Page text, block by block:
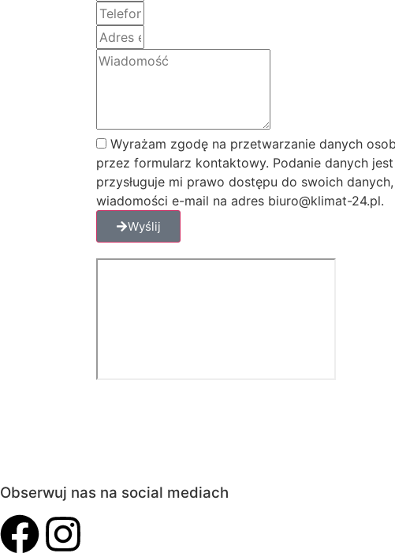
Wyrażam zgodę na przetwarzanie danych
przez formularz kontaktowy. Podanie danych
przysługuje mi prawo dostępu do swoich
wiadomości e-mail na adres biuro@klimat-24.pl.
Wyślij
Obserwuj nas na social mediach